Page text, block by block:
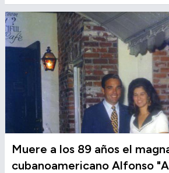
Muere a los 89 años el
cubanoamericano Alfonso